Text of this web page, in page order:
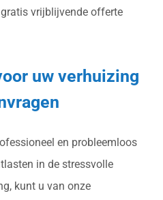
vrijblijvende offerte
uw verhuizing
en probleemloos
in de stressvolle
kunt u van onze